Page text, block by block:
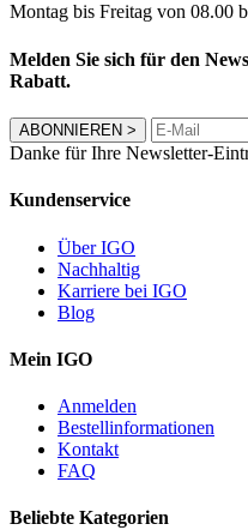
Montag bis Freitag von 08.00
Melden Sie sich für den
Rabatt.
ABONNIEREN >
Danke für Ihre Newsletter-
Kundenservice
Über IGO
Nachhaltig
Karriere bei IGO
Blog
Mein IGO
Anmelden
Bestellinformationen
Kontakt
FAQ
Beliebte Kategorien